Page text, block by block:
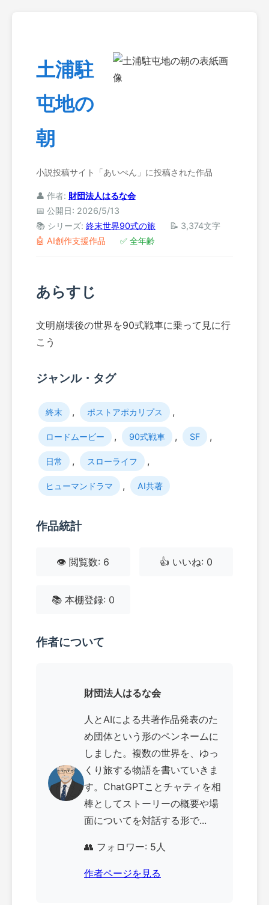
土浦駐
屯地の
朝
小説投稿サイト「あいぺん」に投稿された作品
👤 作者: 財団法人はるな会
📅 公開日: 2026/5/13
📚 シリーズ: 終末世界90式の旅
📝 3,374文字
🤖 AI創作支援作品
✅ 全年齢
あらすじ
文明崩壊後の世界を90式戦車に乗って見に行
こう
ジャンル・タグ
終末 , ポストアポカリプス ,
ロードムービー , 90式戦車 , SF ,
日常 , スローライフ ,
ヒューマンドラマ , AI共著
作品統計
👁️ 閲覧数: 6 👍 いいね: 0
📚 本棚登録: 0
作者について
財団法人はるな会
人とAIによる共著作品発表のた
め団体という形のペンネームに
しました。複数の世界を、ゆっ
くり旅する物語を書いていきま
す。ChatGPTことチャティを相
棒としてストーリーの概要や場
面についてを対話する形で...
👥 フォロワー: 5人
作者ページを見る